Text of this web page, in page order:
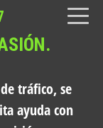
tráfico, se
ayuda con